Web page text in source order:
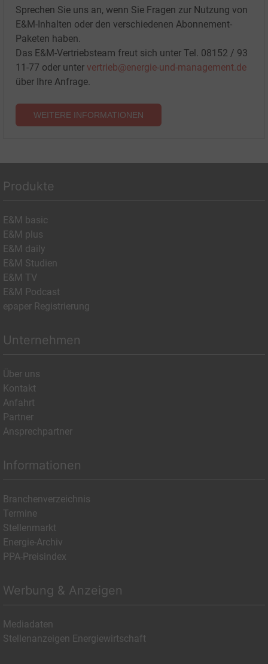
Sprechen Sie uns an, wenn Sie Fragen zur Nutzung von
E&M-Inhalten oder den verschiedenen Abonnement-
Paketen haben.
Das E&M-Vertriebsteam freut sich unter Tel. 08152 / 93
11-77 oder unter vertrieb@energie-und-management.de
über Ihre Anfrage.
WEITERE INFORMATIONEN
Produkte
E&M basic
E&M plus
E&M daily
E&M Studien
E&M TV
E&M Podcast
epaper Registrierung
Unternehmen
Über uns
Kontakt
Anfahrt
Partner
Ansprechpartner
Informationen
Branchenverzeichnis
Termine
Stellenmarkt
Energie-Archiv
PPA-Preisindex
Werbung & Anzeigen
Mediadaten
Stellenanzeigen Energiewirtschaft